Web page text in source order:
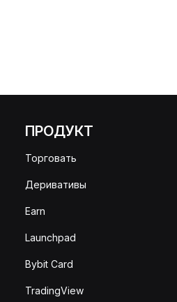
ПРОДУКТ
Торговать
Деривативы
Earn
Launchpad
Bybit Card
TradingView